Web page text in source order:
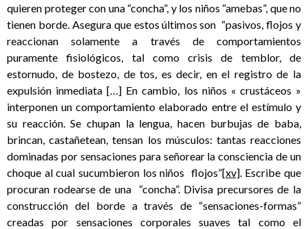
quieren proteger con una “concha”, y los niños “amebas”, que no
tienen borde. Asegura que estos últimos son “pasivos, flojos y
reaccionan solamente a través de comportamientos
puramente fisiológicos, tal como crisis de temblor, de
estornudo, de bostezo, de tos, es decir, en el registro de la
expulsión inmediata […] En cambio, los niños « crustáceos »
interponen un comportamiento elaborado entre el estímulo y
su reacción. Se chupan la lengua, hacen burbujas de baba,
brincan, castañetean, tensan los músculos: tantas reacciones
dominadas por sensaciones para señorear la consciencia de un
choque al cual sucumbieron los niños flojos”[xv]. Escribe que
procuran rodearse de una “concha”. Divisa precursores de la
construcción del borde a través de “sensaciones-formas”
creadas por sensaciones corporales suaves tal como el